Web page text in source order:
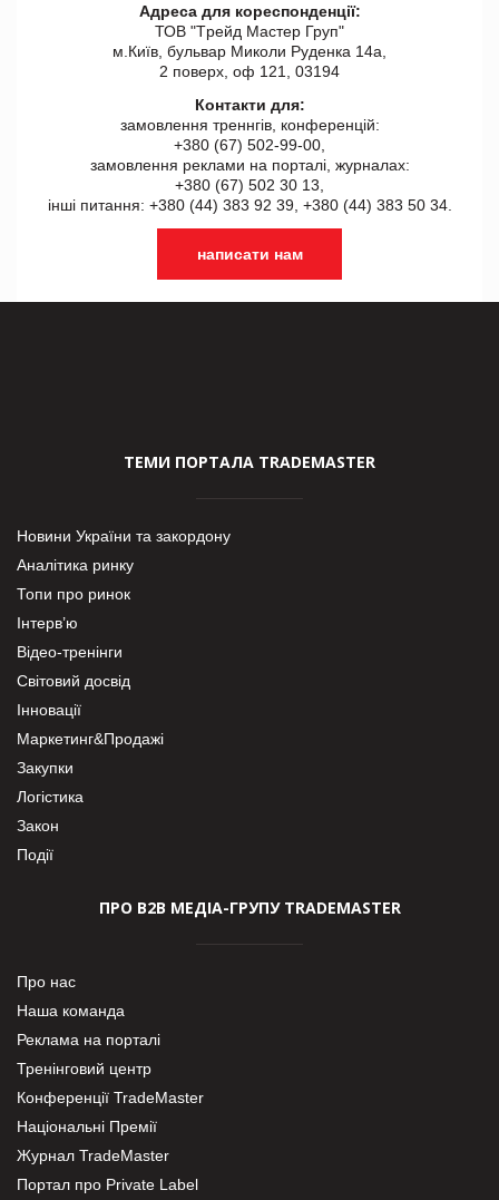
Адреса для кореспонденції:
ТОВ "Tрейд Мастер Груп"
м.Київ, бульвар Миколи Руденка 14а,
2 поверх, оф 121, 03194
Контакти для:
замовлення треннгів, конференцій:
+380 (67) 502-99-00,
замовлення реклами на порталі, журналах:
+380 (67) 502 30 13,
інші питання: +380 (44) 383 92 39, +380 (44) 383 50 34.
написати нам
ТЕМИ ПОРТАЛА TRADEMASTER
Новини України та закордону
Аналітика ринку
Топи про ринок
Інтерв’ю
Відео-тренінги
Світовий досвід
Інновації
Маркетинг&Продажі
Закупки
Логістика
Закон
Події
ПРО В2В МЕДІА-ГРУПУ TRADEMASTER
Про нас
Наша команда
Реклама на порталі
Тренінговий центр
Конференції TradeMaster
Національні Премії
Журнал TradeMaster
Портал про Private Label